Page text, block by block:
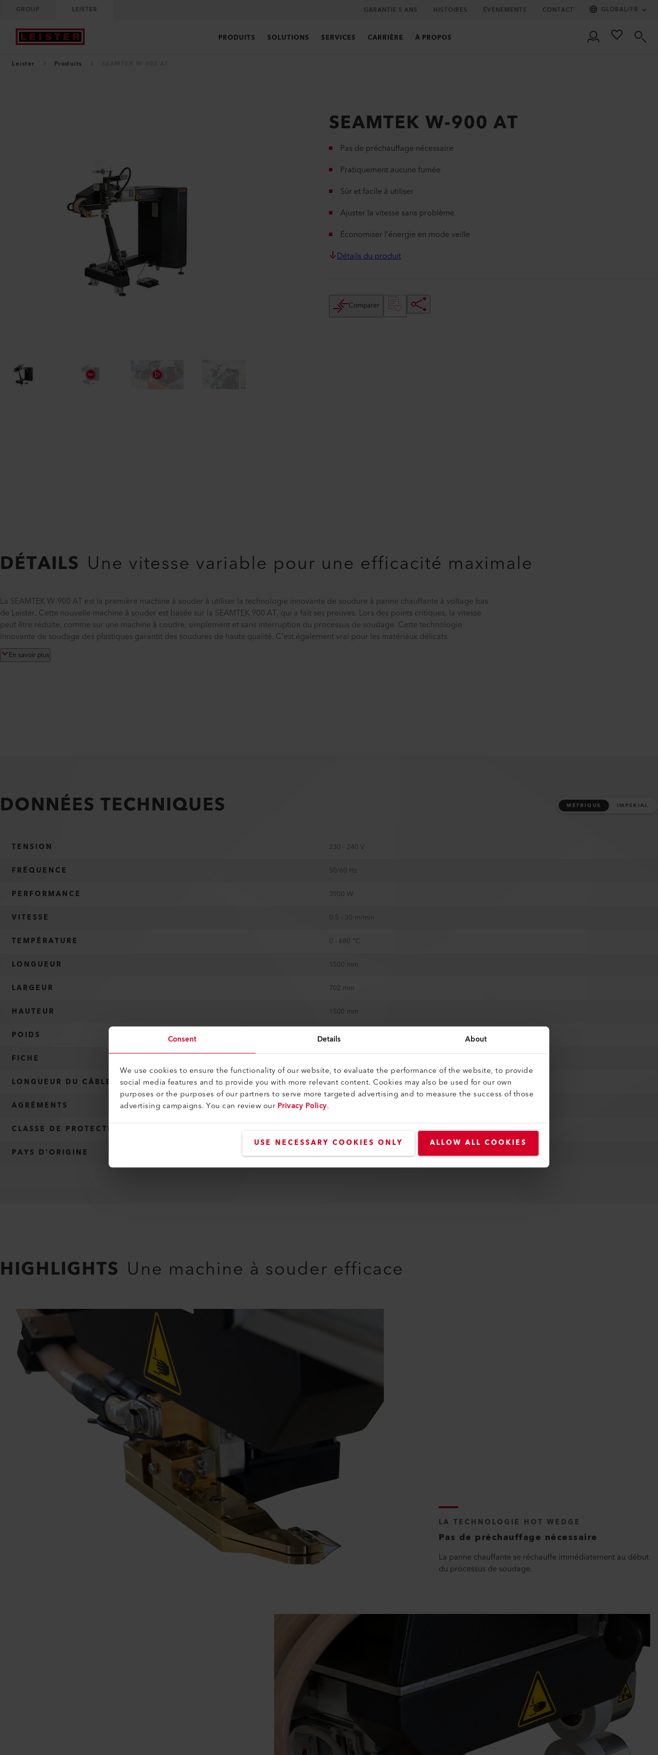
Consent Details About
We use cookies to ensure the functionality of our website, to evaluate the performance of the website, to provide
social media features and to provide you with more relevant content. Cookies may also be used for our own
purposes or the purposes of our partners to serve more targeted advertising and to measure the success of those
advertising campaigns. You can review ourPrivacy Policy.
USE NECESSARY COOKIES ONLY ALLOW ALL COOKIES
GROUP LEISTER GARANTIE 5 ANS HISTOIRES ÉVÈNEMENTS CONTACT GLOBAL/FR
PRODUITS SOLUTIONS SERVICES CARRIÈRE À PROPOS
Leister Produits
SEAMTEK W-900 AT
Pas de préchauffage nécessaire
Pratiquement aucune fumée
Sûr et facile à utiliser
Ajuster la vitesse sans problème
Économiser l’énergie en mode veille
Détails du produit
Comparer
DÉTAILS Une vitesse variable pour une efficacité maximale
La SEAMTEK W-900 AT est la première machine à souder à utiliser la technologie innovante de soudure à panne chauffante à voltage bas
de Leister. Cette nouvelle machine à souder est basée sur la SEAMTEK 900 AT, qui a fait ses preuves. Lors des points critiques, la vitesse
peut être réduite, comme sur une machine à coudre, simplement et sans interruption du processus de soudage. Cette technologie
innovante de soudage des plastiques garantit des soudures de haute qualité. C'est également vrai pour les matériaux délicats.
En savoir plus
DONNÉES TECHNIQUES MÉTRIQUE IMPERIAL
TENSION
230 - 240 V
FRÉQUENCE
50/60 Hz
PERFORMANCE
3900 W
VITESSE
0.5 - 30 m/min
TEMPÉRATURE
0 - 680 °C
LONGUEUR
1500 mm
LARGEUR
702 mm
HAUTEUR
1500 mm
POIDS
238 kg
FICHE
LONGUEUR DU CÂBLE D’ALIMENTATION
2 m
AGRÉMENTS
CLASSE DE PROTECTION
PAYS D'ORIGINE
Suisse
HIGHLIGHTS Une machine à souder efficace
LA TECHNOLOGIE HOT WEDGE
Pas de préchauffage nécessaire
La panne chauffante se réchauffe immédiatement au début
du processus de soudage.